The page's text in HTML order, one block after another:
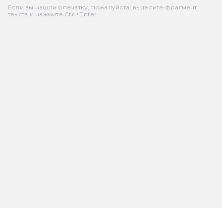
Если вы нашли опечатку, пожалуйста, выделите фрагмент
текста и нажмите Ctrl+Enter.